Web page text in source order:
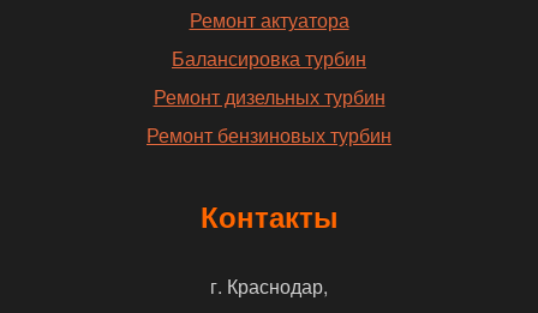
Ремонт актуатора
Балансировка турбин
Ремонт дизельных турбин
Ремонт бензиновых турбин
Контакты
г. Краснодар,